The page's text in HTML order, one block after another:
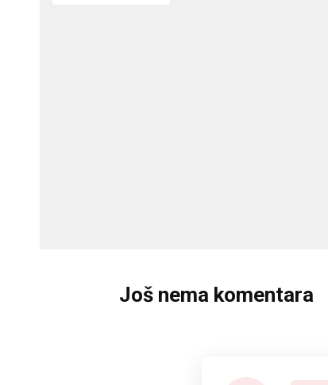
Još nema komentara